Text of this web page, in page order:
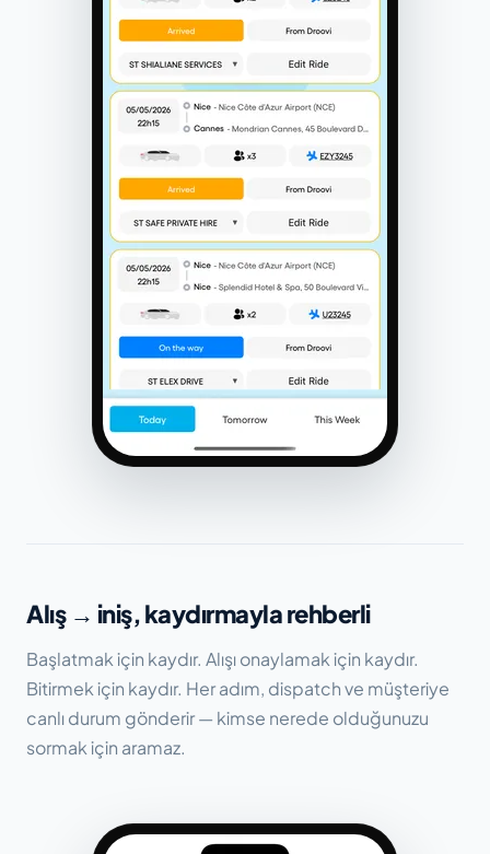
Alış → iniş, kaydırmayla rehberli
Başlatmak için kaydır. Alışı onaylamak için kaydır.
Bitirmek için kaydır. Her adım, dispatch ve müşteriye
canlı durum gönderir — kimse nerede olduğunuzu
sormak için aramaz.